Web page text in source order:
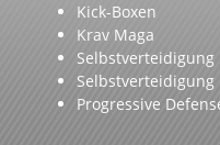
Kick-Boxen
Krav Maga
Selbstverteidigung
Selbstverteidigung
Progressive